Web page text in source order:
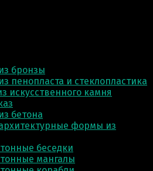
бронзы
пенопласта и стеклопластика
искусственного камня
бетона
формы из
беседки
мангалы